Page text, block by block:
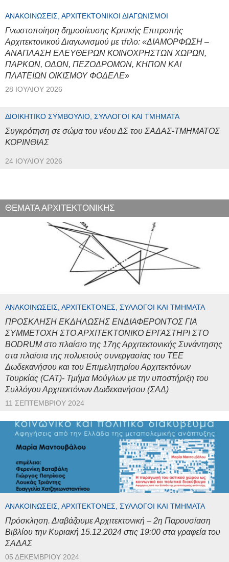
ΑΝΑΚΟΙΝΏΣΕΙΣ, ΑΡΧΙΤΕΚΤΟΝΙΚΟΊ ΔΙΑΓΩΝΙΣΜΟΊ
Γνωστοποίηση δημοσίευσης Κριτικής Επιτροπής
Αρχιτεκτονικού Διαγωνισμού με τίτλο: «ΔΙΑΜΟΡΦΩΣΗ –
ΑΝΑΠΛΑΣΗ ΕΛΕΥΘΕΡΩΝ ΚΟΙΝΟΧΡΗΣΤΩΝ ΧΩΡΩΝ,
ΠΑΡΚΩΝ, ΟΔΩΝ, ΠΕΖΟΔΡΟΜΩΝ, ΚΗΠΩΝ ΚΑΙ
ΠΛΑΤΕΙΩΝ ΟΙΚΙΣΜΟΥ ΦΟΔΕΛΕ»
28 ΙΟΥΛΊΟΥ 2026
ΔΙΟΙΚΗΤΙΚΌ ΣΥΜΒΟΎΛΙΟ, ΣΎΛΛΟΓΟΙ ΚΑΙ ΤΜΉΜΑΤΑ
Συγκρότηση σε σώμα του νέου ΔΣ του ΣΑΔΑΣ-ΤΜΗΜΑΤΟΣ
ΚΟΡΙΝΘΙΑΣ
24 ΙΟΥΛΊΟΥ 2026
ΘΕΜΑΤΑ ΑΡΧΙΤΕΚΤΟΝΙΚΗΣ
ΑΝΑΚΟΙΝΏΣΕΙΣ, ΑΡΧΙΤΈΚΤΟΝΕΣ, ΣΎΛΛΟΓΟΙ ΚΑΙ ΤΜΉΜΑΤΑ
ΠΡΟΣΚΛΗΣΗ ΕΚΔΗΛΩΣΗΣ ΕΝΔΙΑΦΕΡΟΝΤΟΣ ΓΙΑ
ΣΥΜΜΕΤΟΧΗ ΣΤΟ ΑΡΧΙΤΕΚΤΟΝΙΚΟ ΕΡΓΑΣΤΗΡΙ ΣΤΟ
BODRUM στο πλαίσιο της 17ης Αρχιτεκτονικής Συνάντησης
στα πλαίσια της πολυετούς συνεργασίας του ΤΕΕ
Δωδεκανήσου και του Επιμελητηρίου Αρχιτεκτόνων
Τουρκίας (CAT)- Τμήμα Μούγλων με την υποστήριξη του
Συλλόγου Αρχιτεκτόνων Δωδεκανήσου (ΣΑΔ)
11 ΣΕΠΤΕΜΒΡΊΟΥ 2024
ΑΝΑΚΟΙΝΏΣΕΙΣ, ΑΡΧΙΤΈΚΤΟΝΕΣ, ΣΎΛΛΟΓΟΙ ΚΑΙ ΤΜΉΜΑΤΑ
Πρόσκληση. Διαβάζουμε Αρχιτεκτονική – 2η Παρουσίαση
Βιβλίου την Κυριακή 15.12.2024 στις 19:00 στα γραφεία του
ΣΑΔΑΣ
05 ΔΕΚΕΜΒΡΊΟΥ 2024